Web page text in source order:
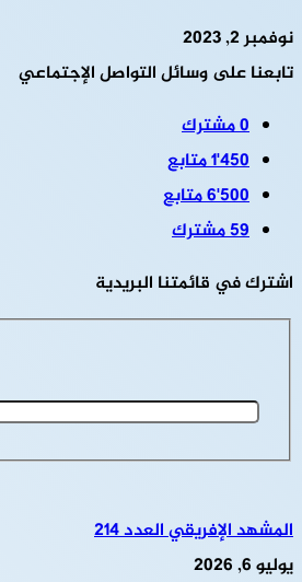
نوفمبر 2, 2023
تابعنا على وسائل التواصل الإجتماعي
0مشترك
1٬450متابع
6٬500متابع
59مشترك
اشترك في قائمتنا البريدية
المشهد الإفريقي العدد 214
يوليو 6, 2026